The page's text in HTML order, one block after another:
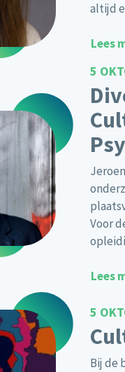
altijd
Lees
5
Voor
Lees
5
Bij de